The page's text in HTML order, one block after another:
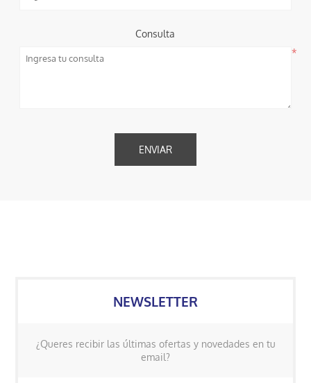
Consulta
*
NEWSLETTER
¿Queres recibir las últimas ofertas y novedades en tu
email?